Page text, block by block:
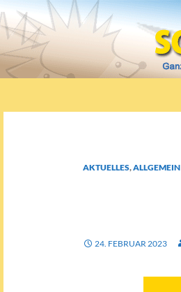
AKTUELLES,ALLGEMEIN
24. FEBRUAR 2023